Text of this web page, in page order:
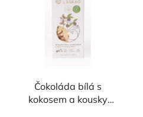
Čokoláda bílá s
kokosem a kousky